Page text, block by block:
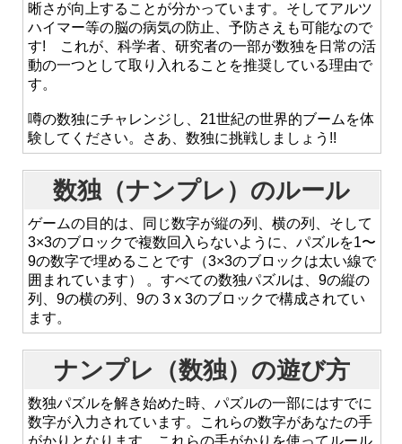
晰さが向上することが分かっています。そしてアルツ
ハイマー等の脳の病気の防止、予防さえも可能なので
す! これが、科学者、研究者の一部が数独を日常の活
動の一つとして取り入れることを推奨している理由で
す。
噂の数独にチャレンジし、21世紀の世界的ブームを体
験してください。さあ、数独に挑戦しましょう!!
数独（ナンプレ）のルール
ゲームの目的は、同じ数字が縦の列、横の列、そして
3×3のブロックで複数回入らないように、パズルを1〜
9の数字で埋めることです（3×3のブロックは太い線で
囲まれています） 。すべての数独パズルは、9の縦の
列、9の横の列、9の 3 x 3のブロックで構成されてい
ます。
ナンプレ（数独）の遊び方
数独パズルを解き始めた時、パズルの一部にはすでに
数字が入力されています。これらの数字があなたの手
がかりとなります。これらの手がかりを使ってルール